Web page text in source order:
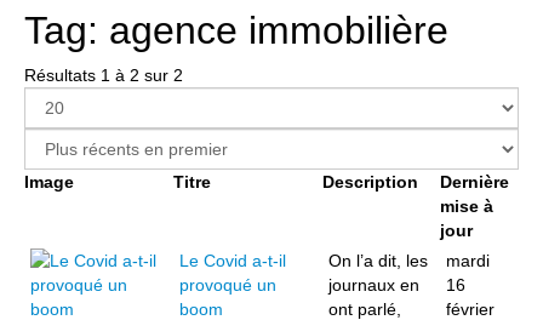
Tag: agence immobilière
Résultats 1 à 2 sur 2
Image Titre Description
Dernière
mise à
jour
Le Covid a-t-il
provoqué un
boom
On l’a dit, les
journaux en
ont parlé,
mardi
16
février